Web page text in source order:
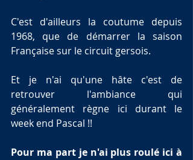
C'est d'ailleurs la coutume depuis
1968, que de démarrer la saison
Française sur le circuit gersois.
Et je n'ai qu'une hâte c'est de
retrouver l'ambiance qui
généralement règne ici durant le
week end Pascal !!
Pour ma part je n'ai plus roulé ici à